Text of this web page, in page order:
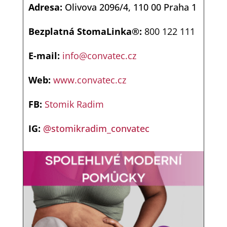
Adresa: Olivova 2096/4, 110 00 Praha 1
Bezplatná StomaLinka®: 800 122 111
E-mail: info@convatec.cz
Web: www.convatec.cz
FB: Stomik Radim
IG: @stomikradim_convatec